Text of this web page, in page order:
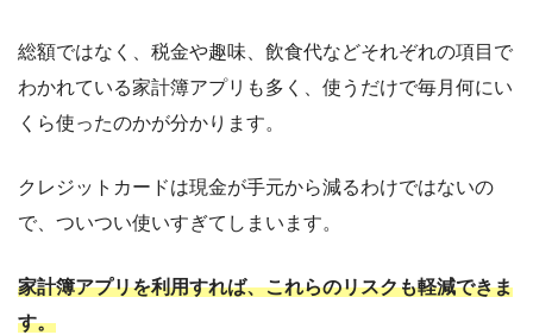
総額ではなく、税金や趣味、飲食代などそれぞれの項目で
わかれている家計簿アプリも多く、使うだけで毎月何にい
くら使ったのかが分かります。
クレジットカードは現金が手元から減るわけではないの
で、ついつい使いすぎてしまいます。
家計簿アプリを利用すれば、これらのリスクも軽減できま
す。